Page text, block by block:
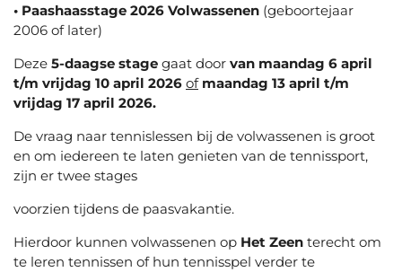
• Paashaasstage 2026 Volwassenen (geboortejaar
2006 of later)
Deze 5-daagse stage gaat door van maandag 6 april
t/m vrijdag 10 april 2026 of maandag 13 april t/m
vrijdag 17 april 2026.
De vraag naar tennislessen bij de volwassenen is groot
en om iedereen te laten genieten van de tennissport,
zijn er twee stages
voorzien tijdens de paasvakantie.
Hierdoor kunnen volwassenen op Het Zeen terecht om
te leren tennissen of hun tennisspel verder te